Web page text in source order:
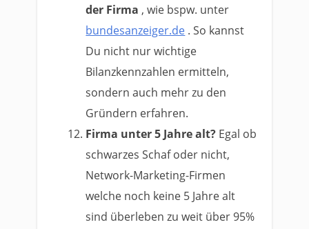
der Firma , wie bspw. unter
bundesanzeiger.de . So kannst
Du nicht nur wichtige
Bilanzkennzahlen ermitteln,
sondern auch mehr zu den
Gründern erfahren.
Firma unter 5 Jahre alt? Egal ob
schwarzes Schaf oder nicht,
Network-Marketing-Firmen
welche noch keine 5 Jahre alt
sind überleben zu weit über 95%